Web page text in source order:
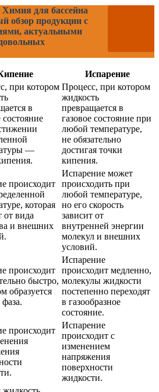
Химия для бассейна
обзор продукции с
актуальными
Испарение
при котором
в
состояние
—
Процесс, при котором
жидкость
превращается в
газовое состояние при
любой температуре,
не обязательно
достигая точки
кипения.
происходит
которая
от вида
и внешних
Испарение может
происходить при
любой температуре,
но его скорость
зависит от
внутренней энергии
молекул и внешних
условий.
происходит
быстро,
образуется
фаза.
Испарение
происходит медленно,
молекулы жидкости
постепенно переходят
в газообразное
состояние.
происходит
Испарение
происходит с
изменением
напряжения
поверхности
жидкости.